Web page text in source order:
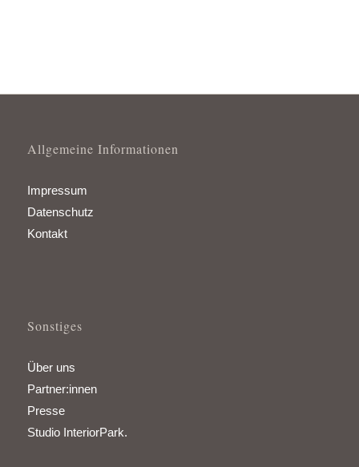
Allgemeine Informationen
Impressum
Datenschutz
Kontakt
Sonstiges
Über uns
Partner:innen
Presse
Studio InteriorPark.